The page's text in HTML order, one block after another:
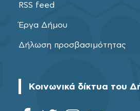
RSS feed
Έργα Δήμου
Δήλωση προσβασιμότητας
Κοινωνικά δίκτυα του